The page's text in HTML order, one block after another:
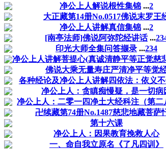
净公上人解说根性集锦 ...2
大正藏第14册No.0517佛说末罗王
净公上人讲解真信集锦 ...2
[南亭法师]佛说阿弥陀经讲话...23
印光大师全集问答撷录 ...234
净公上人讲解菩提心(真诚清静平等正觉慈
佛说大乘无量寿庄严清净平等觉
各种经论及净公上人讲解四依法：依义
净公上人：贪瞋痴慢疑，是一切病
净公上人：二零一四净土大经科注（第二
卍续藏第74册No.1487慈悲地藏菩萨
第十六课
净公上人：因果教育挽救人心
一、命自我立原名《了凡四训》